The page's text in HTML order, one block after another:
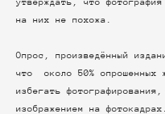
на них не похожа.
Опрос, произведённый
что около 50% опрошенных
избегать
изображением на фотокадрах.